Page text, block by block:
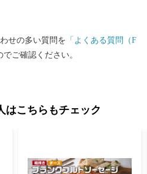
で返礼品をお受取りいただけなか
すので、ご了承ください。 ※お受
っている場合は、お申込み時に
せの多い質問を 「よくある質問（F
ご確認ください。
はこちらもチェック